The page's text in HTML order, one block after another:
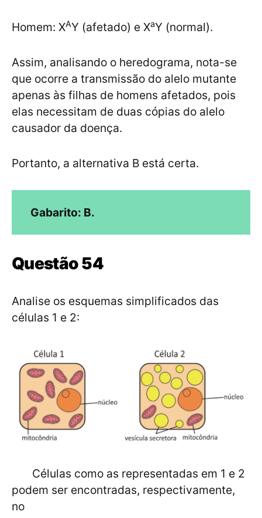
Homem: XAY (afetado) e XaY (normal).
Assim, analisando o heredograma, nota-se
que ocorre a transmissão do alelo mutante
apenas às filhas de homens afetados, pois
elas necessitam de duas cópias do alelo
causador da doença.
Portanto, a alternativa B está certa.
Gabarito: B.
Questão 54
Analise os esquemas simplificados das
células 1 e 2:
Células como as representadas em 1 e 2
podem ser encontradas, respectivamente,
no